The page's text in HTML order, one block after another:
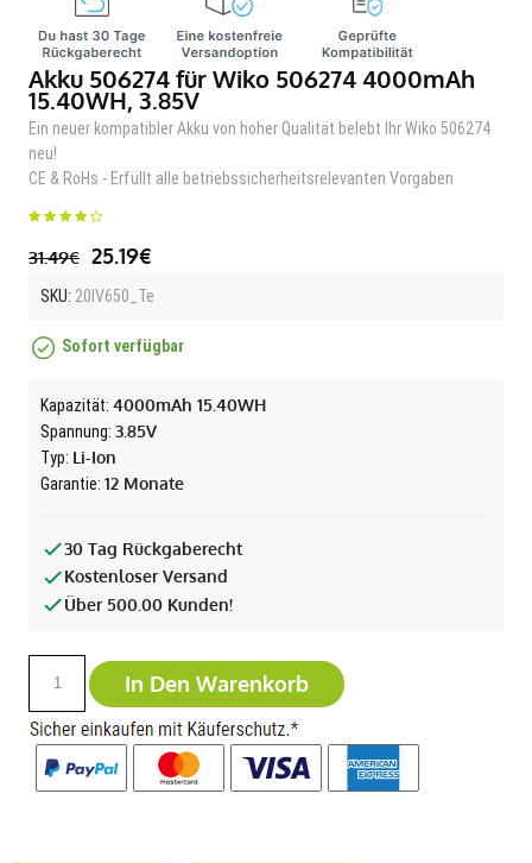
Akku 506274 für Wiko 506274 4000mAh
15.40WH, 3.85V
Ein neuer kompatibler Akku von hoher Qualität belebt Ihr Wiko 506274
neu!
CE & RoHs - Erfüllt alle betriebssicherheitsrelevanten Vorgaben
31.49€ 25.19€
SKU: 20IV650_Te
Sofort verfügbar
Kapazität: 4000mAh 15.40WH
Spannung: 3.85V
Typ: Li-Ion
Garantie: 12 Monate
30 Tag Rückgaberecht
Kostenloser Versand
Über 500.00 Kunden!
In Den Warenkorb